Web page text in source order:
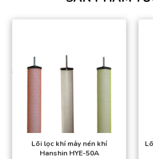
Lõi lọc khí máy nén khí
Hanshin HYE-50A